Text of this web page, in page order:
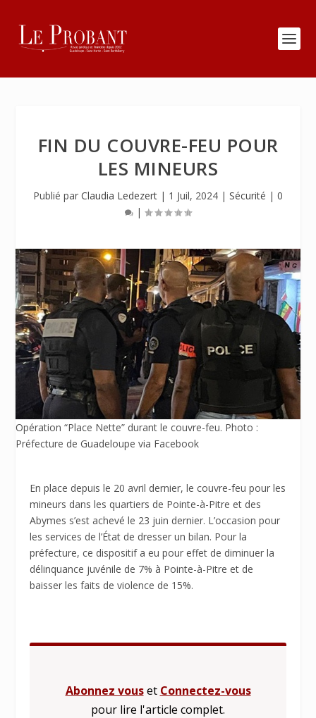
FIN DU COUVRE-FEU POUR
LES MINEURS
Publié par Claudia Ledezert | 1 Juil, 2024 | Sécurité | 0
|
Opération “Place Nette” durant le couvre-feu. Photo :
Préfecture de Guadeloupe via Facebook
En place depuis le 20 avril dernier, le couvre-feu pour les
mineurs dans les quartiers de Pointe-à-Pitre et des
Abymes s’est achevé le 23 juin dernier. L’occasion pour
les services de l’État de dresser un bilan. Pour la
préfecture, ce dispositif a eu pour effet de diminuer la
délinquance juvénile de 7% à Pointe-à-Pitre et de
baisser les faits de violence de 15%.
Abonnez vouset Connectez-vous
pour lire l'article complet.